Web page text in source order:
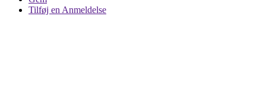
Tilføj en Anmeldelse